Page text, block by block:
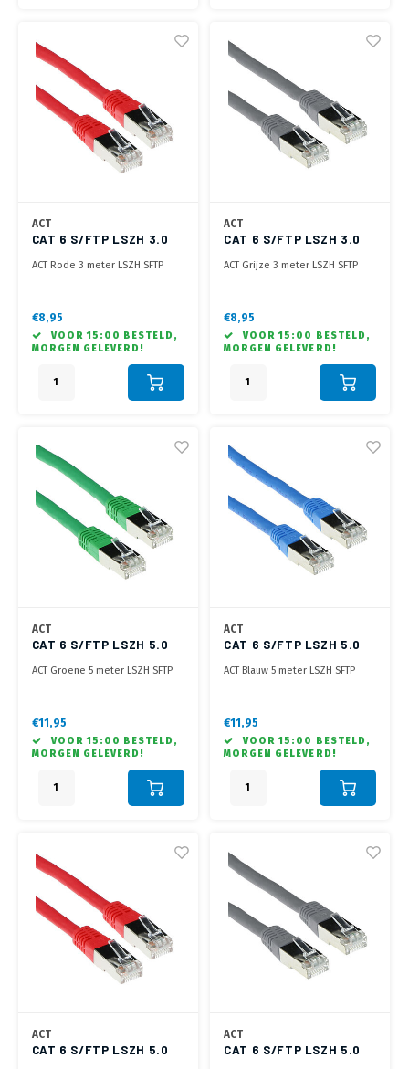
ACT
CAT 6 S/FTP LSZH 3.0
ACT Rode 3 meter LSZH SFTP
€8,95
VOOR 15:00 BESTELD,
MORGEN GELEVERD!
ACT
CAT 6 S/FTP LSZH 3.0
ACT Grijze 3 meter LSZH SFTP
€8,95
VOOR 15:00 BESTELD,
MORGEN GELEVERD!
ACT
CAT 6 S/FTP LSZH 5.0
ACT Groene 5 meter LSZH SFTP
€11,95
VOOR 15:00 BESTELD,
MORGEN GELEVERD!
ACT
CAT 6 S/FTP LSZH 5.0
ACT Blauw 5 meter LSZH SFTP
€11,95
VOOR 15:00 BESTELD,
MORGEN GELEVERD!
ACT
CAT 6 S/FTP LSZH 5.0
ACT
CAT 6 S/FTP LSZH 5.0